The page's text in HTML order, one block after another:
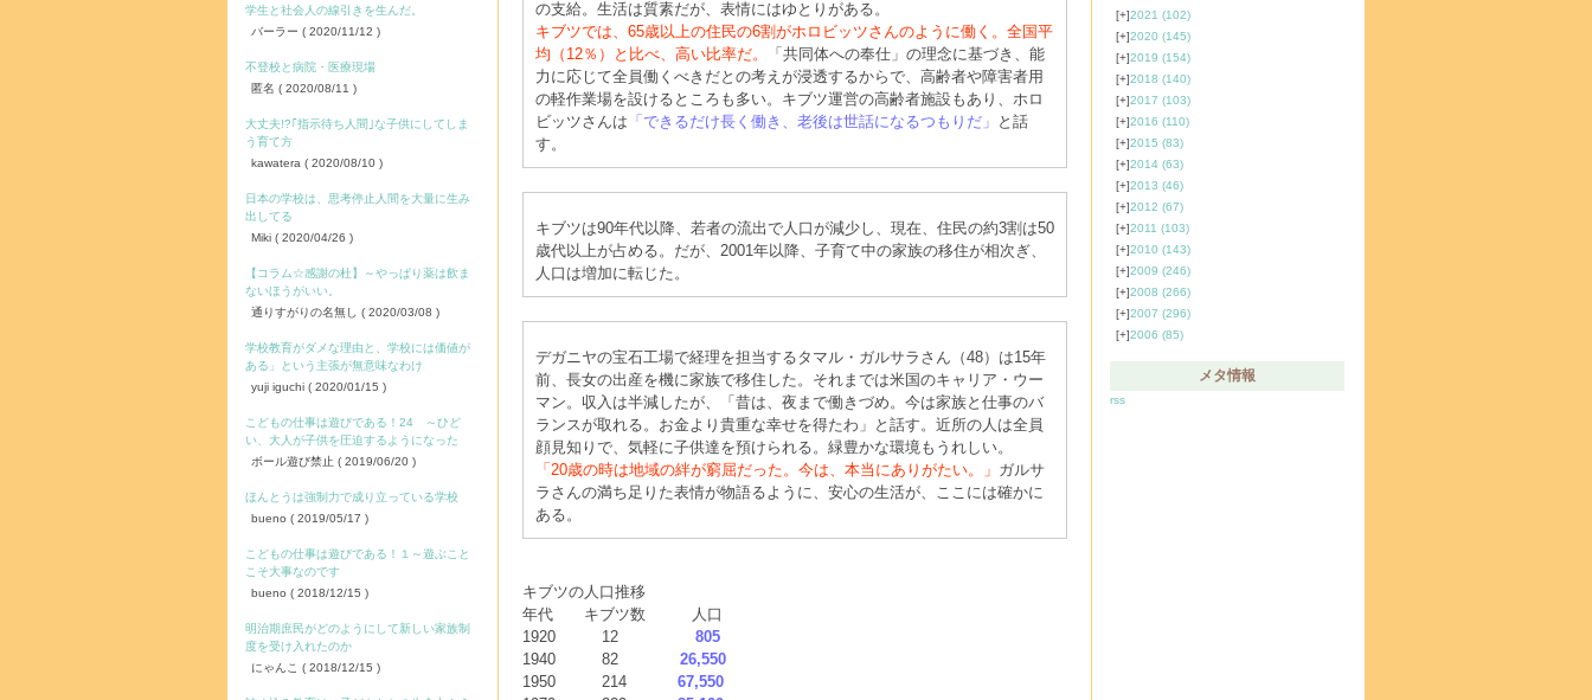
学生と社会人の線引きを生んだ。
バーラー ( 2020/11/12 )
不登校と病院・医療現場
匿名 ( 2020/08/11 )
大丈夫!?｢指示待ち人間｣な子供にしてしま
う育て方
kawatera ( 2020/08/10 )
日本の学校は、思考停止人間を大量に生み
出してる
Miki ( 2020/04/26 )
【コラム☆感謝の杜】～やっぱり薬は飲ま
ないほうがいい。
通りすがりの名無し ( 2020/03/08 )
学校教育がダメな理由と、学校には価値が
ある」という主張が無意味なわけ
yuji iguchi ( 2020/01/15 )
こどもの仕事は遊びである！24 ～ひど
い、大人が子供を圧迫するようになった
ボール遊び禁止 ( 2019/06/20 )
ほんとうは強制力で成り立っている学校
bueno ( 2019/05/17 )
こどもの仕事は遊びである！１～遊ぶこと
こそ大事なのです
bueno ( 2018/12/15 )
明治期庶民がどのようにして新しい家族制
度を受け入れたのか
にゃんこ ( 2018/12/15 )
の支給。生活は質素だが、表情にはゆとりがある。
キブツでは、65歳以上の住民の6割がホロビッツさんのように働く。全国平
均（12％）と比べ、高い比率だ。
「共同体への奉仕」の理念に基づき、能
力に応じて全員働くべきだとの考えが浸透するからで、高齢者や障害者用
の軽作業場を設けるところも多い。キブツ運営の高齢者施設もあり、ホロ
ビッツさんは 「できるだけ長く働き、老後は世話になるつもりだ」 と話
す。
キブツは90年代以降、若者の流出で人口が減少し、現在、住民の約3割は50
歳代以上が占める。だが、2001年以降、子育て中の家族の移住が相次ぎ、
人口は増加に転じた。
デガニヤの宝石工場で経理を担当するタマル・ガルサラさん（48）は15年
前、長女の出産を機に家族で移住した。それまでは米国のキャリア・ウー
マン。収入は半減したが、「昔は、夜まで働きづめ。今は家族と仕事のバ
ランスが取れる。お金より貴重な幸せを得たわ」と話す。近所の人は全員
顔見知りで、気軽に子供達を預けられる。緑豊かな環境もうれしい。
「20歳の時は地域の絆が窮屈だった。今は、本当にありがたい。」 ガルサ
ラさんの満ち足りた表情が物語るように、安心の生活が、ここには確かに
ある。
キブツの人口推移
年代 キブツ数 人口
1920 12 805
1940 82 26,550
1950 214 67,550
[+]2021 (102)
[+]2020 (145)
[+]2019 (154)
[+]2018 (140)
[+]2017 (103)
[+]2016 (110)
[+]2015 (83)
[+]2014 (63)
[+]2013 (46)
[+]2012 (67)
[+]2011 (103)
[+]2010 (143)
[+]2009 (246)
[+]2008 (266)
[+]2007 (296)
[+]2006 (85)
メタ情報
rss